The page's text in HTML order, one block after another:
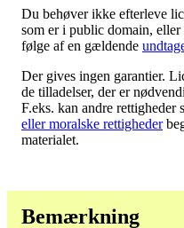
Du behøver ikke efterleve
som er i public domain,
følge af en gældende
Der gives ingen garantier.
de tilladelser, der er
F.eks. kan andre rettigheder
eller moralske rettigheder
materialet.
Bemærkning